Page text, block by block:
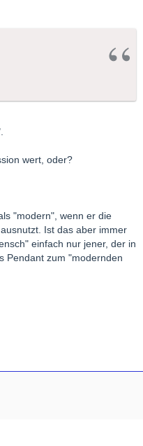
wert, oder?
"modern", wenn er die
Ist das aber immer
einfach nur jener, der in
Pendant zum "modernden